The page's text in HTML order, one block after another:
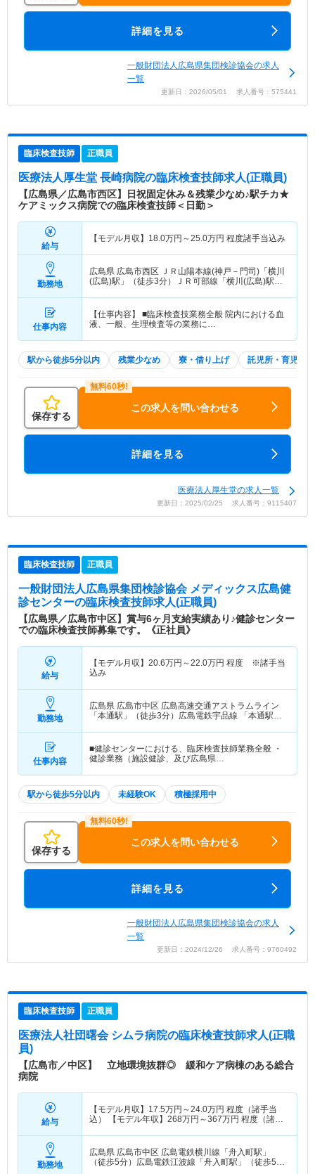
詳細を見る
一般財団法人広島県集団検診協会の求人
一覧
更新日：2026/05/01 求人番号：575441
臨床検査技師 正職員
医療法人厚生堂 長崎病院の臨床検査技師求人(正職員)
【広島県／広島市西区】日祝固定休み＆残業少なめ♪駅チカ★
ケアミックス病院での臨床検査技師＜日勤＞
給与
【モデル月収】 18.0万円～25.0万円 程度諸手当込み
勤務地
広島県 広島市西区 ＪＲ山陽本線(神戸－門司)「横川
(広島)駅」（徒歩3分）ＪＲ可部線「横川(広島)駅」
仕事内容
【仕事内容】 ■臨床検査技業務全般 院内における血
液、一般、生理検査等の業務に…
駅から徒歩5分以内 残業少なめ 寮・借り上げ 託児所・育児補助
保存する
この求人を問い合わせる
詳細を見る
医療法人厚生堂の求人一覧
更新日：2025/02/25 求人番号：9115407
臨床検査技師 正職員
一般財団法人広島県集団検診協会 メディックス広島健
診センターの臨床検査技師求人(正職員)
【広島県／広島市中区】賞与6ヶ月支給実績あり♪健診センター
での臨床検査技師募集です。《正社員》
給与
【モデル月収】 20.6万円～22.0万円 程度 ※諸手当
込み
勤務地
広島県 広島市中区 広島高速交通アストラムライン
「本通駅」（徒歩3分）広島電鉄宇品線 「本通駅」
仕事内容
■健診センターにおける、臨床検査技師業務全般 ・
健診業務（施設健診、及び広島県…
駅から徒歩5分以内 未経験OK 積極採用中
保存する
この求人を問い合わせる
詳細を見る
一般財団法人広島県集団検診協会の求人
一覧
更新日：2024/12/26 求人番号：9760492
臨床検査技師 正職員
医療法人社団曙会 シムラ病院の臨床検査技師求人(正職
員)
【広島市／中区】 立地環境抜群◎ 緩和ケア病棟のある総合
病院
給与
【モデル月収】 17.5万円～24.0万円 程度（諸手当
込） 【モデル年収】 268万円～367万円 程度（諸手
勤務地
広島県 広島市中区 広島電鉄横川線「舟入町駅」
（徒歩5分）広島電鉄江波線「舟入町駅」（徒歩5